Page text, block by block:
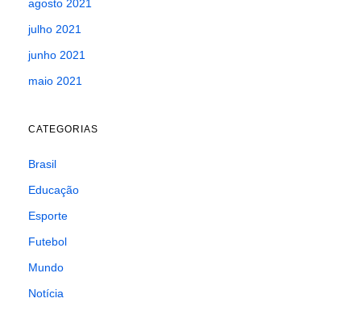
agosto 2021
julho 2021
junho 2021
maio 2021
CATEGORIAS
Brasil
Educação
Esporte
Futebol
Mundo
Notícia